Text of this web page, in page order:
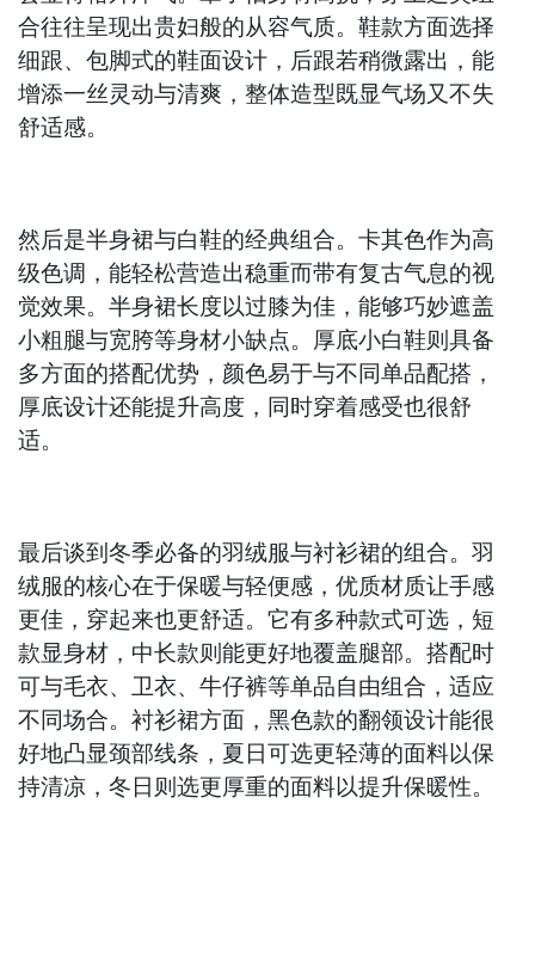
合往往呈现出贵妇般的从容气质。鞋款方面选择
细跟、包脚式的鞋面设计，后跟若稍微露出，能
增添一丝灵动与清爽，整体造型既显气场又不失
舒适感。
然后是半身裙与白鞋的经典组合。卡其色作为高
级色调，能轻松营造出稳重而带有复古气息的视
觉效果。半身裙长度以过膝为佳，能够巧妙遮盖
小粗腿与宽胯等身材小缺点。厚底小白鞋则具备
多方面的搭配优势，颜色易于与不同单品配搭，
厚底设计还能提升高度，同时穿着感受也很舒
适。
最后谈到冬季必备的羽绒服与衬衫裙的组合。羽
绒服的核心在于保暖与轻便感，优质材质让手感
更佳，穿起来也更舒适。它有多种款式可选，短
款显身材，中长款则能更好地覆盖腿部。搭配时
可与毛衣、卫衣、牛仔裤等单品自由组合，适应
不同场合。衬衫裙方面，黑色款的翻领设计能很
好地凸显颈部线条，夏日可选更轻薄的面料以保
持清凉，冬日则选更厚重的面料以提升保暖性。